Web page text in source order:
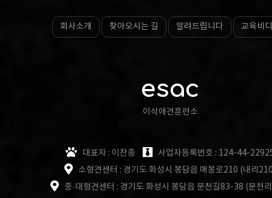
회사소개 찾아오시는 길 알려드립니다 교육비
esac
이삭애견훈련소
대표자 : 이찬종
사업자등록번호 : 124-44-
소형견센터 : 경기도 화성시 봉담읍 매봉로210 (내리
중·대형견센터 : 경기도 화성시 봉담읍 분천길83-38 (분천